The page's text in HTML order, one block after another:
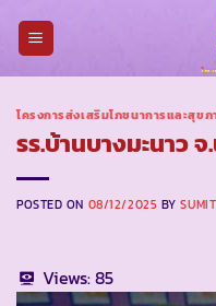
โครงการส่งเสริมโภชนาการและสุข
รร.บ้านบางมะนาว
POSTED ON 08/12/2025 BY
Views:85